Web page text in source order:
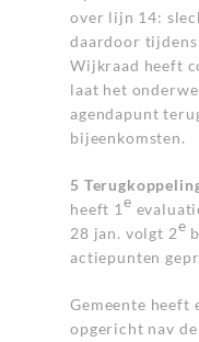
over lijn 14:
daardoor tijdens
Wijkraad heeft
laat het
agendapunt
bijeenkomsten.
5
heeft 1e
28 jan. volgt 2e
actiepunten
Gemeente heeft
opgericht nav